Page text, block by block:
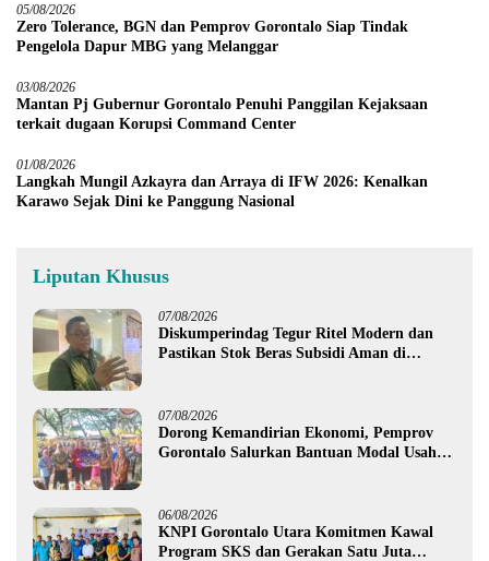
05/08/2026
Zero Tolerance, BGN dan Pemprov Gorontalo Siap Tindak
Pengelola Dapur MBG yang Melanggar
03/08/2026
Mantan Pj Gubernur Gorontalo Penuhi Panggilan Kejaksaan
terkait dugaan Korupsi Command Center
01/08/2026
Langkah Mungil Azkayra dan Arraya di IFW 2026: Kenalkan
Karawo Sejak Dini ke Panggung Nasional
Liputan Khusus
07/08/2026
Diskumperindag Tegur Ritel Modern dan
Pastikan Stok Beras Subsidi Aman di
07/08/2026
Dorong Kemandirian Ekonomi, Pemprov
Gorontalo Salurkan Bantuan Modal Usaha
06/08/2026
KNPI Gorontalo Utara Komitmen Kawal
Program SKS dan Gerakan Satu Juta